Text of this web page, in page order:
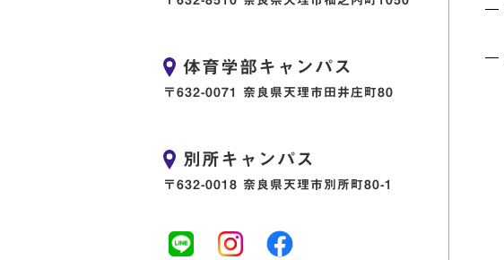
体育学部キャンパス
〒632-0071 奈良県天理市田井庄町80
別所キャンパス
〒632-0018 奈良県天理市別所町80-1